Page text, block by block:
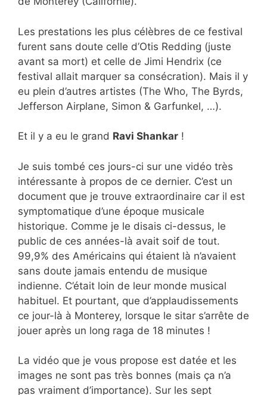
Les prestations les plus célèbres de ce festival
furent sans doute celle d’Otis Redding (juste
avant sa mort) et celle de Jimi Hendrix (ce
festival allait marquer sa consécration). Mais il y
eu plein d’autres artistes (The Who, The Byrds,
Jefferson Airplane, Simon & Garfunkel, …).
Et il y a eu le grand Ravi Shankar !
Je suis tombé ces jours-ci sur une vidéo très
intéressante à propos de ce dernier. C’est un
document que je trouve extraordinaire car il est
symptomatique d’une époque musicale
historique. Comme je le disais ci-dessus, le
public de ces années-là avait soif de tout.
99,9% des Américains qui étaient là n’avaient
sans doute jamais entendu de musique
indienne. C’était loin de leur monde musical
habituel. Et pourtant, que d’applaudissements
ce jour-là à Monterey, lorsque le sitar s’arrête de
jouer après un long raga de 18 minutes !
La vidéo que je vous propose est datée et les
images ne sont pas très bonnes (mais ça n’a
pas vraiment d’importance). Sur les sept